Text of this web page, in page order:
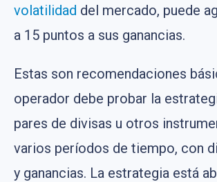
volatilidad del mercado, puede
a 15 puntos a sus ganancias.
Estas son recomendaciones
operador debe probar la
pares de divisas u otros
varios períodos de tiempo, con
y ganancias. La estrategia está